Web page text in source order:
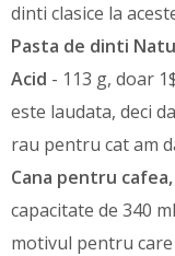
dinti clasice la
Pasta de dinti
Acid - 113 g, doar
este laudata, deci
rau pentru cat am
Cana pentru
capacitate de 340
motivul pentru